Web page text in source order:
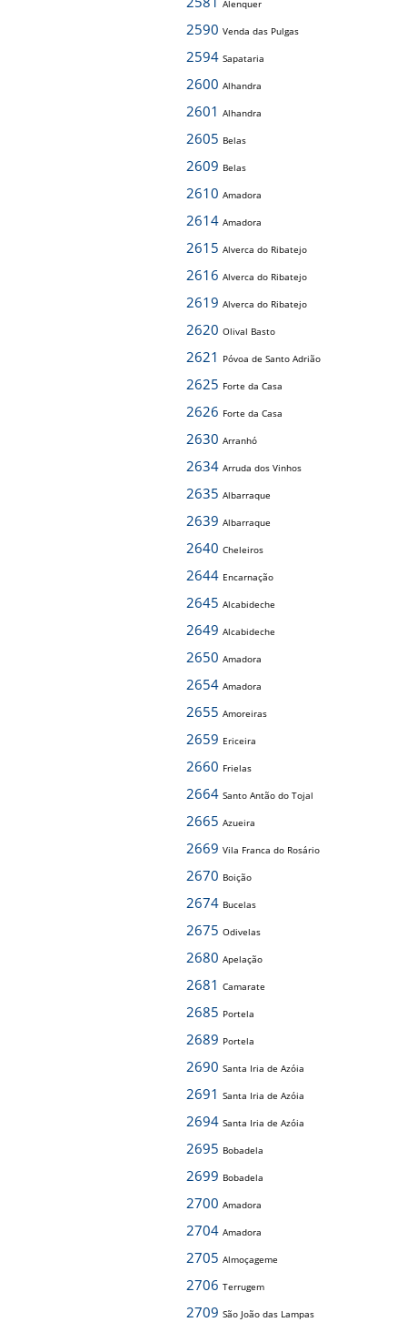
Alenquer
2590 Venda das Pulgas
2594 Sapataria
2600 Alhandra
2601 Alhandra
2605 Belas
2609 Belas
2610 Amadora
2614 Amadora
2615 Alverca do Ribatejo
2616 Alverca do Ribatejo
2619 Alverca do Ribatejo
2620 Olival Basto
2621 Póvoa de Santo Adrião
2625 Forte da Casa
2626 Forte da Casa
2630 Arranhó
2634 Arruda dos Vinhos
2635 Albarraque
2639 Albarraque
2640 Cheleiros
2644 Encarnação
2645 Alcabideche
2649 Alcabideche
2650 Amadora
2654 Amadora
2655 Amoreiras
2659 Ericeira
2660 Frielas
2664 Santo Antão do Tojal
2665 Azueira
2669 Vila Franca do Rosário
2670 Boição
2674 Bucelas
2675 Odivelas
2680 Apelação
2681 Camarate
2685 Portela
2689 Portela
2690 Santa Iria de Azóia
2691 Santa Iria de Azóia
2694 Santa Iria de Azóia
2695 Bobadela
2699 Bobadela
2700 Amadora
2704 Amadora
2705 Almoçageme
2706 Terrugem
2709 São João das Lampas